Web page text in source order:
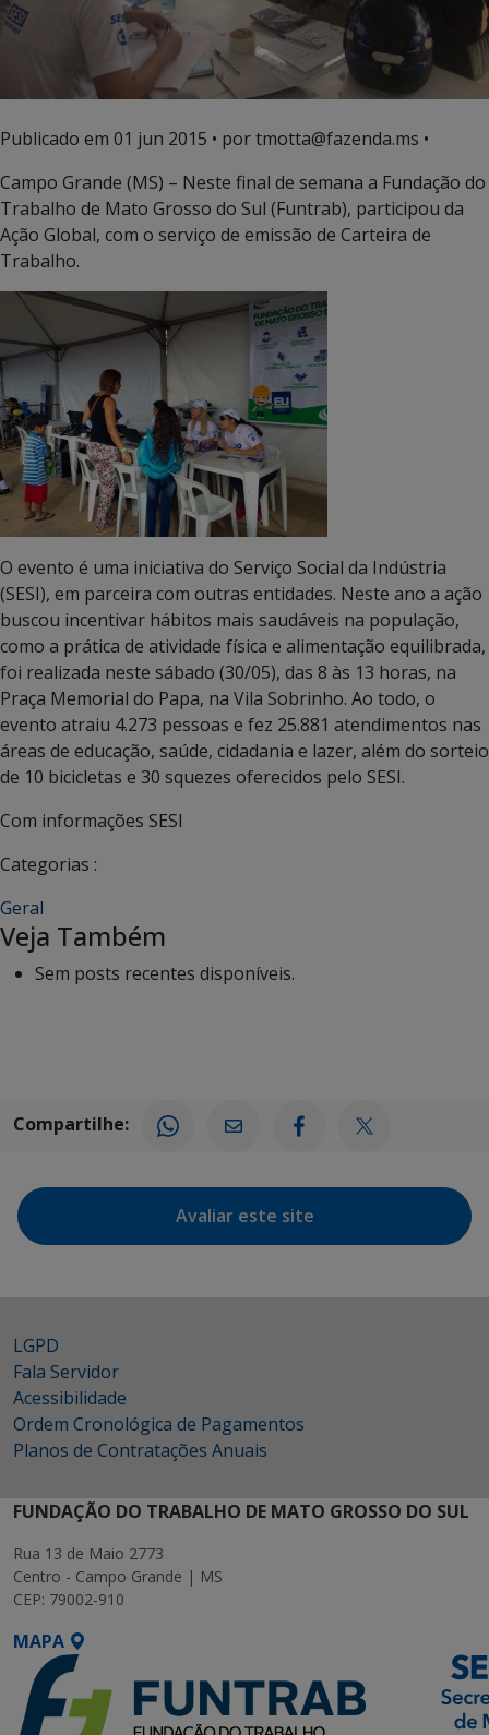
Publicado em 01 jun 2015 • por tmotta@fazenda.ms •
Campo Grande (MS) – Neste final de semana a Fundação do
Trabalho de Mato Grosso do Sul (Funtrab), participou da
Ação Global, com o serviço de emissão de Carteira de
Trabalho.
O evento é uma iniciativa do Serviço Social da Indústria
(SESI), em parceira com outras entidades. Neste ano a ação
buscou incentivar hábitos mais saudáveis na população,
como a prática de atividade física e alimentação equilibrada,
foi realizada neste sábado (30/05), das 8 às 13 horas, na
Praça Memorial do Papa, na Vila Sobrinho. Ao todo, o
evento atraiu 4.273 pessoas e fez 25.881 atendimentos nas
áreas de educação, saúde, cidadania e lazer, além do sorteio
de 10 bicicletas e 30 squezes oferecidos pelo SESI.
Com informações SESI
Categorias :
Geral
Veja Também
Sem posts recentes disponíveis.
Compartilhe:
Avaliar este site
LGPD
Fala Servidor
Acessibilidade
Ordem Cronológica de Pagamentos
Planos de Contratações Anuais
FUNDAÇÃO DO TRABALHO DE MATO GROSSO DO SUL
Rua 13 de Maio 2773
Centro - Campo Grande | MS
CEP: 79002-910
MAPA